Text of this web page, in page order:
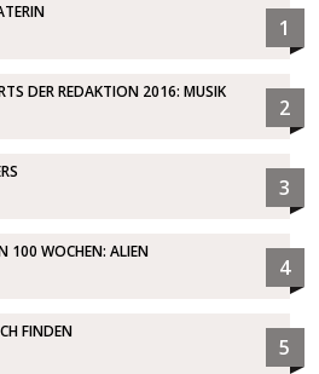
1
DER REDAKTION 2016: MUSIK
2
3
100 WOCHEN: ALIEN
4
FINDEN
5